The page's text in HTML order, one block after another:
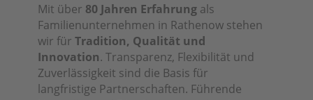
Mit über 80 Jahren Erfahrungals
Familienunternehmen in Rathenow stehen
wir für Tradition, Qualität und
Innovation. Transparenz, Flexibilität und
Zuverlässigkeit sind die Basis für
langfristige Partnerschaften. Führende